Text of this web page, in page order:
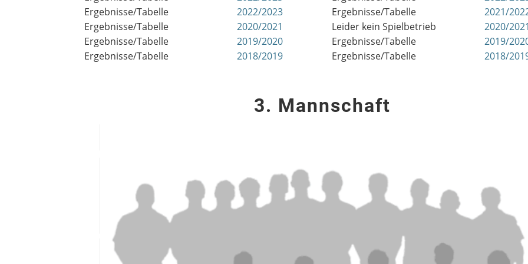
Ergebnisse/Tabelle
2022/2023
Ergebnisse/Tabelle
2020/2021
Ergebnisse/Tabelle
2019/2020
Ergebnisse/Tabelle
2018/2019
Ergebnisse/Tabelle
2021/
Leider kein Spielbetrieb
2020/2021
Ergebnisse/Tabelle
2019/
Ergebnisse/Tabelle
2018/
3. Mannschaft